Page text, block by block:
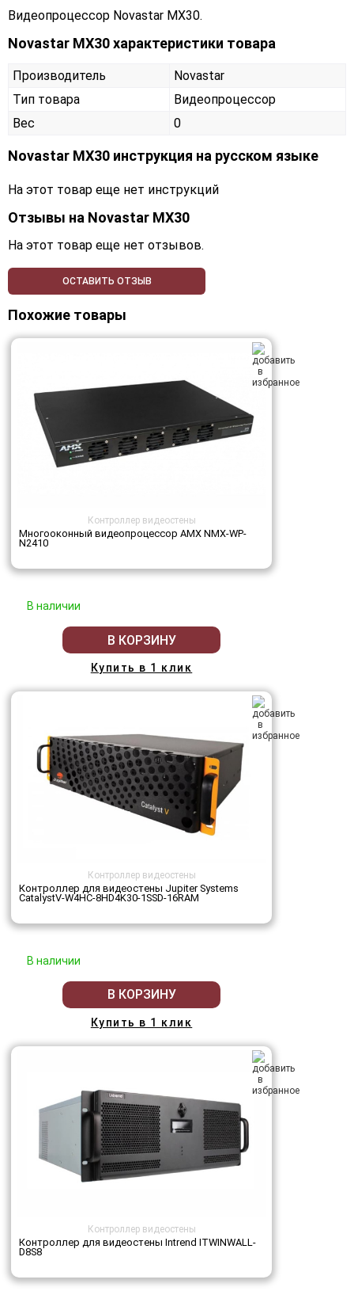
Видеопроцессор Novastar MX30.
Novastar MX30 характеристики товара
Производитель
Novastar
Тип товара
Видеопроцессор
Вес
0
Novastar MX30 инструкция на русском языке
На этот товар еще нет инструкций
Отзывы на Novastar MX30
На этот товар еще нет отзывов.
ОСТАВИТЬ ОТЗЫВ
Похожие товары
Контроллер видеостены
Многооконный видеопроцессор AMX NMX-WP-
N2410
В наличии
В КОРЗИНУ
Купить в 1 клик
Контроллер видеостены
Контроллер для видеостены Jupiter Systems
CatalystV-W4HC-8HD4K30-1SSD-16RAM
В наличии
В КОРЗИНУ
Купить в 1 клик
Контроллер видеостены
Контроллер для видеостены Intrend ITWINWALL-
D8S8